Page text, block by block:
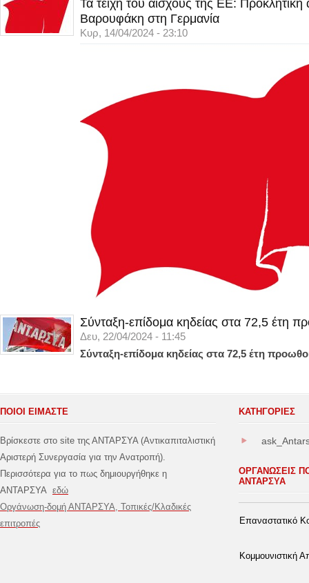
Τα τείχη του αίσχους της ΕΕ:
Βαρουφάκη στη Γερμανία
Κυρ, 14/04/2024 - 23:10
Σύνταξη-επίδομα κηδείας στα 72,5 έτη
Δευ, 22/04/2024 - 11:45
Σύνταξη-επίδομα κηδείας στα 72,5 έτη
ΠΟΙΟΙ ΕΙΜΑΣΤΕ
Βρίσκεστε στο site της ΑΝΤΑΡΣΥΑ (Αντικαπιταλιστική
Αριστερή Συνεργασία για την Ανατροπή).
Περισσότερα για το πως δημιουργήθηκε η
ΑΝΤΑΡΣΥΑ εδώ
Οργάνωση-δομή ΑΝΤΑΡΣΥΑ, Τοπικές/Κλαδικές
επιτροπές
ΚΑΤΗΓΟΡΊΕΣ
ΟΡΓΑΝΩΣΕΙΣ
ΑΝΤΑΡΣΥΑ
Επαναστατικό
Κομμουνιστική